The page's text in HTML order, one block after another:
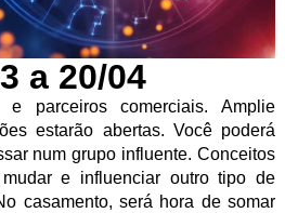
a 20/04
parceiros comerciais. Amplie
estarão abertas. Você poderá
num grupo influente. Conceitos
e influenciar outro tipo de
casamento, será hora de somar